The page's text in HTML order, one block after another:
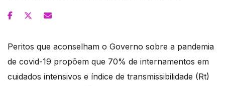
Peritos que aconselham o Governo sobre a pandemia
de covid-19 propõem que 70% de internamentos em
cuidados intensivos e índice de transmissibilidade (Rt)